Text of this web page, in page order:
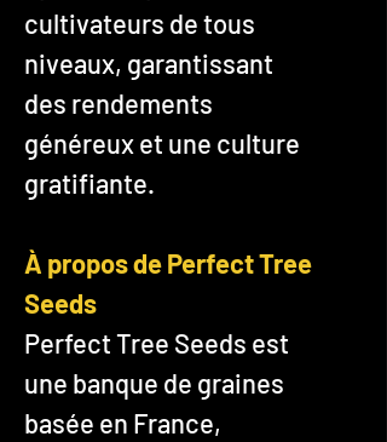
cultivateurs de tous
niveaux, garantissant
des rendements
généreux et une culture
gratifiante.
À propos de Perfect Tree
Seeds
Perfect Tree Seeds est
une banque de graines
basée en France,